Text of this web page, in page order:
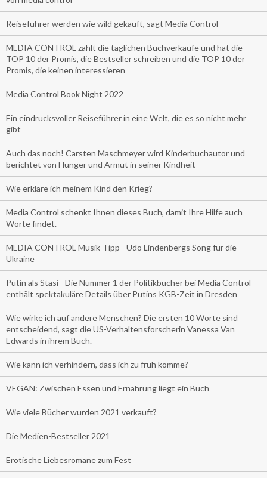
Reiseführer werden wie wild gekauft, sagt Media Control
MEDIA CONTROL zählt die täglichen Buchverkäufe und hat die
TOP 10 der Promis, die Bestseller schreiben und die TOP 10 der
Promis, die keinen interessieren
Media Control Book Night 2022
Ein eindrucksvoller Reiseführer in eine Welt, die es so nicht mehr
gibt
Auch das noch! Carsten Maschmeyer wird Kinderbuchautor und
berichtet von Hunger und Armut in seiner Kindheit
Wie erkläre ich meinem Kind den Krieg?
Media Control schenkt Ihnen dieses Buch, damit Ihre Hilfe auch
Worte findet.
MEDIA CONTROL Musik-Tipp - Udo Lindenbergs Song für die
Ukraine
Putin als Stasi - Die Nummer 1 der Politikbücher bei Media Control
enthält spektakuläre Details über Putins KGB-Zeit in Dresden
Wie wirke ich auf andere Menschen? Die ersten 10 Worte sind
entscheidend, sagt die US-Verhaltensforscherin Vanessa Van
Edwards in ihrem Buch.
Wie kann ich verhindern, dass ich zu früh komme?
VEGAN: Zwischen Essen und Ernährung liegt ein Buch
Wie viele Bücher wurden 2021 verkauft?
Die Medien-Bestseller 2021
Erotische Liebesromane zum Fest